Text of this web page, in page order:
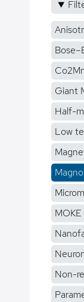
Giant
Half-
Low
MOKE
Non-